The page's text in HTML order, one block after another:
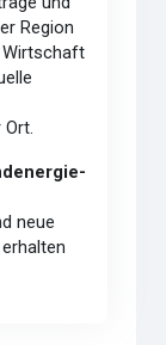
Region
Wirtschaft
neue